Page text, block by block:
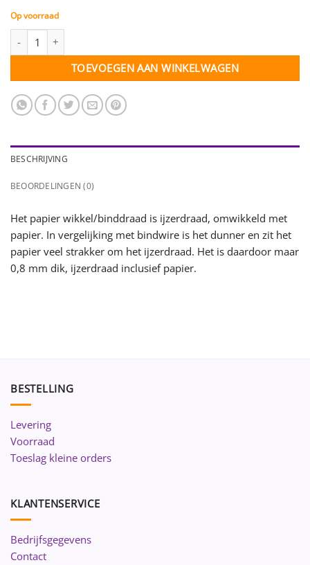
Op voorraad
TOEVOEGEN AAN WINKELWAGEN
BESCHRIJVING
BEOORDELINGEN (0)
Het papier wikkel/binddraad is ijzerdraad, omwikkeld met
papier. In vergelijking met bindwire is het dunner en zit het
papier veel strakker om het ijzerdraad. Het is daardoor maar
0,8 mm dik, ijzerdraad inclusief papier.
BESTELLING
Levering
Voorraad
Toeslag kleine orders
KLANTENSERVICE
Bedrijfsgegevens
Contact